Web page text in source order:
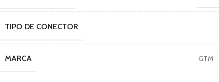
TIPO DE CONECTOR
MARCA GTM